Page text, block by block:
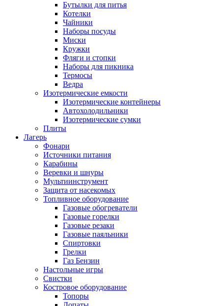
Бутылки для питья
Котелки
Чайники
Наборы посуды
Миски
Кружки
Фляги и стопки
Наборы для пикника
Термосы
Ведра
Изотермические емкости
Изотермические контейнеры
Автохолодильники
Изотермические сумки
Плиты
Лагерь
Фонари
Источники питания
Карабины
Веревки и шнуры
Мультиинструмент
Защита от насекомых
Топливное оборудование
Газовые обогреватели
Газовые горелки
Газовые резаки
Газовые паяльники
Спиртовки
Грелки
Газ Бензин
Настольные игры
Свистки
Костровое оборудование
Топоры